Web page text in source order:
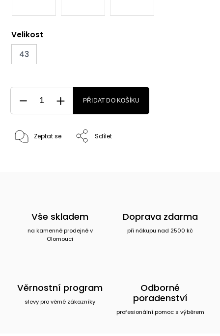
Velikost
43
PŘIDAT DO KOŠÍKU
Zeptat se Sdílet
Vše skladem
na kamenné prodejně v
Olomouci
Doprava zdarma
při nákupu nad 2500 kč
Věrnostní program
slevy pro věrné zákazníky
Odborné
poradenství
profesionální pomoc s výběrem